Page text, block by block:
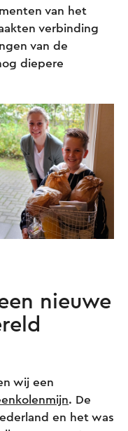
van het
verbinding
van de
diepere
nieuwe
wij een
. De
en het was